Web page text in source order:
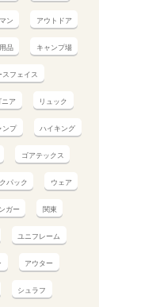
ン アウトドア
品 キャンプ場
スフェイス
ア リュック
ンプ ハイキング
ゴアテックス
パック ウェア
ガー 関東
ユニフレーム
アウター
シュラフ